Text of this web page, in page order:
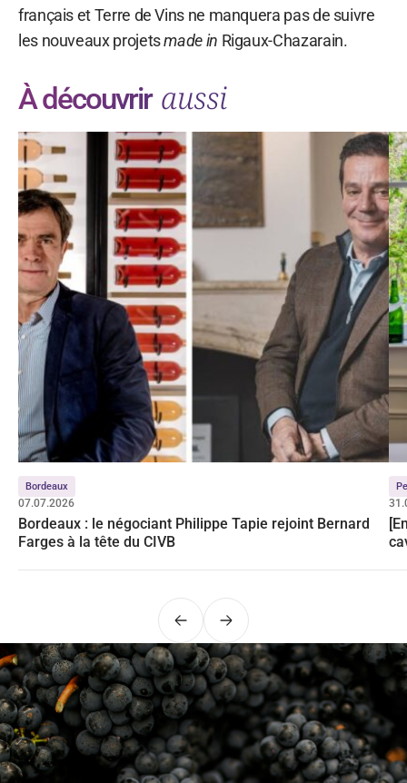
français et Terre de Vins ne manquera pas de suivre
les nouveaux projetsmade in Rigaux-Chazarain.
À découvrir aussi
Bordeaux
07.07.2026
Bordeaux : le négociant Philippe Tapie rejoint Bernard
Farges à la tête du CIVB
PrécédentSuivant